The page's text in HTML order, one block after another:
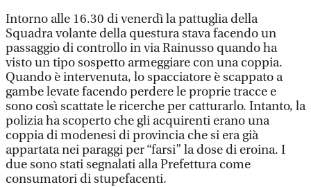
Intorno alle 16.30 di venerdì la pattuglia della
Squadra volante della questura stava facendo un
passaggio di controllo in via Rainusso quando ha
visto un tipo sospetto armeggiare con una coppia.
Quando è intervenuta, lo spacciatore è scappato a
gambe levate facendo perdere le proprie tracce e
sono così scattate le ricerche per catturarlo. Intanto, la
polizia ha scoperto che gli acquirenti erano una
coppia di modenesi di provincia che si era già
appartata nei paraggi per “farsi” la dose di eroina. I
due sono stati segnalati alla Prefettura come
consumatori di stupefacenti.